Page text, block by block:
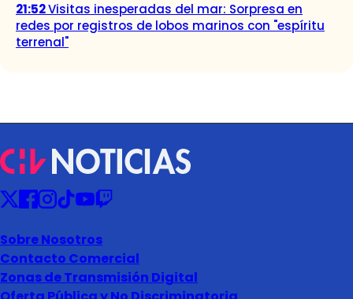
21:52Visitas inesperadas del mar: Sorpresa en
redes por registros de lobos marinos con "espíritu
terrenal"
Sobre Nosotros
Contacto Comercial
Zonas de Transmisión Digital